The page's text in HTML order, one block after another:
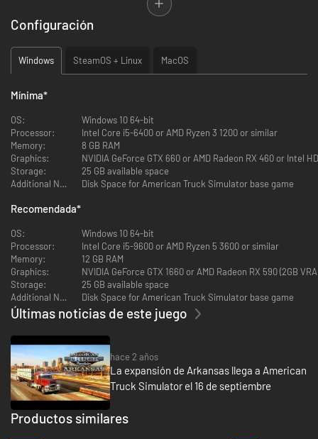
3,800 miles of dense road network
16 brand new cities (Vancouver, Longview, Aberdeen, Olympia,
Tacoma, Seattle, Everett, Port Angeles, Bellingham, Omak,
Wenatchee, Yakima, Kennewick, Grand Coulee, Spokane, Colville)
More than 20 landmark bridges
Keystone-Port Townsend Ferry
Grand Coulee dam
Washington's iconic mountains (Mount St. Helens and Mt. Rainier)
Challenging logging cliff road
Dynamic speed limits and LED signs
Large and realistic ports (Seattle, Tacoma, Everett)
Many unique junctions
material storages...
Washington-specific achievements to unlock
Cities included in the expansion
Configuración
Windows SteamOS + Linux MacOS
Mínima*
OS:
Windows 10 64-bit
Processor:
Intel Core i5-6400 or AMD Ryzen 3 1200 or similar
Memory:
8 GB RAM
Graphics:
NVIDIA GeForce GTX 660 or AMD Radeon RX 460 or Intel
Storage:
25 GB available space
Additional Notes:
Disk Space for American Truck Simulator base game
Recomendada*
OS:
Windows 10 64-bit
Processor:
Intel Core i5-9600 or AMD Ryzen 5 3600 or similar
Memory:
12 GB RAM
Graphics:
NVIDIA GeForce GTX 1660 or AMD Radeon RX 590 (2GB
Storage:
25 GB available space
Additional Notes:
Disk Space for American Truck Simulator base game
Últimas noticias de este juego
hace 2 años
La expansión de Arkansas llega a American
Truck Simulator el 16 de septiembre
Productos similares